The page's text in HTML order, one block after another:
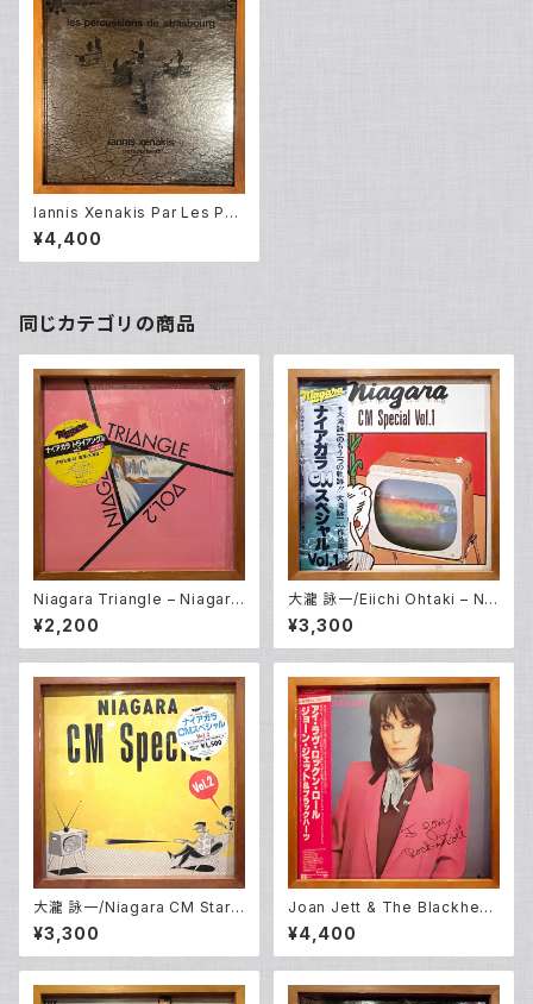
Iannis Xenakis Par Les Per
cussions De Strasbourg –
Persephassa (LP)
¥4,400
同じカテゴリの商品
Niagara Triangle – Niagara
Triangle Vol.2 (LP)
¥2,200
大瀧 詠一/Eiichi Ohtaki – Nia
gara CM Special Vol. 1 (LP)
¥3,300
大瀧 詠一/Niagara CM Stars
– Niagara CM Special Vol.2
(LP)
¥3,300
Joan Jett & The Blackhear
ts – I Love Rock 'N Roll (L
P)
¥4,400